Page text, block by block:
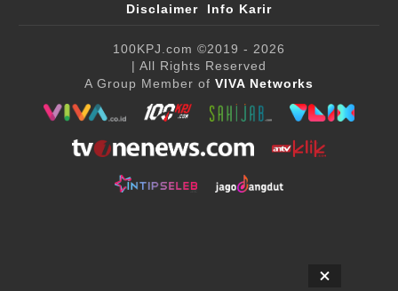
Disclaimer
Info Karir
100KPJ.com ©2019 - 2026
| All Rights Reserved
A Group Member of VIVA Networks